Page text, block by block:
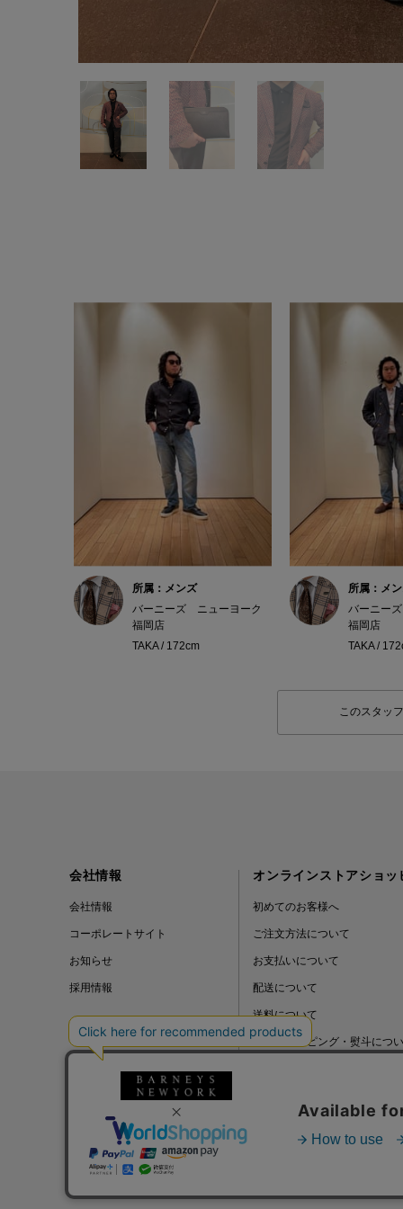
所属：メンズ
バーニーズ ニューヨーク
福岡店
TAKA / 172cm
所属：メ
バーニー
福岡店
TAKA /
このスタッ
会社情報
会社情報
コーポレートサイト
お知らせ
採用情報
オンラインストアショッ
初めてのお客様へ
ご注文方法について
お支払いについて
配送について
送料について
ギフトラッピング・熨斗につ